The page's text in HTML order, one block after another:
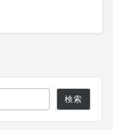
検索